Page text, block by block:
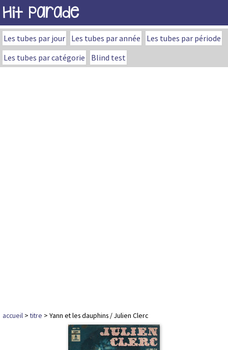
Hit Parade
Les tubes par jour Les tubes par année
Les tubes par période
Les tubes par catégorie
Blind test
accueil >titre > Yann et les dauphins / Julien Clerc